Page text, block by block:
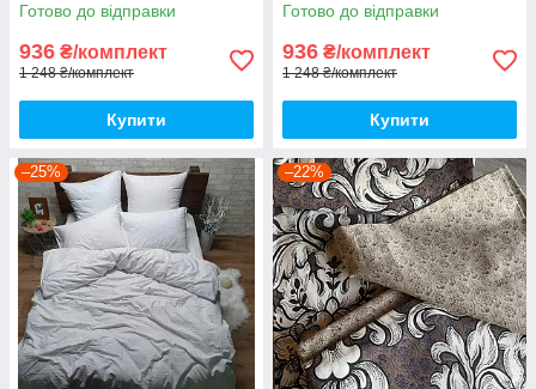
Готово до відправки
936 ₴/комплект
1 248 ₴/комплект
Купити
Готово до відправки
936 ₴/комплект
1 248 ₴/комплект
Купити
–25% –22%